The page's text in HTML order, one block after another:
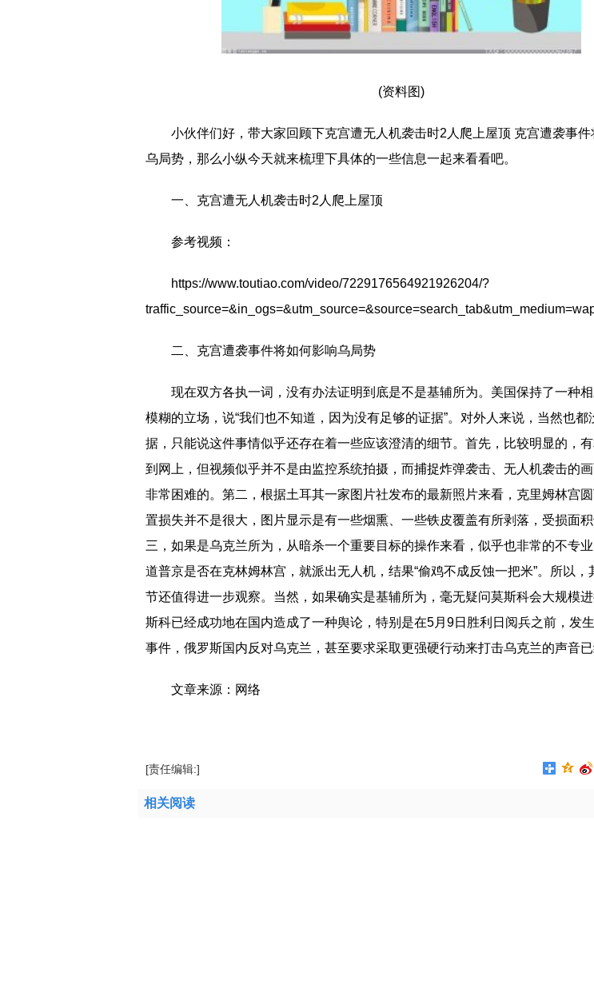
(资料图)
小伙伴们好，带大家回顾下克宫遭无人机袭击时2人爬上屋顶 克宫遭袭事件
乌局势，那么小纵今天就来梳理下具体的一些信息一起来看看吧。
一、克宫遭无人机袭击时2人爬上屋顶
参考视频：
https://www.toutiao.com/video/7229176564921926204/?
二、克宫遭袭事件将如何影响乌局势
现在双方各执一词，没有办法证明到底是不是基辅所为。美国保持了一种
模糊的立场，说“我们也不知道，因为没有足够的证据”。对外人来说，当然也都
据，只能说这件事情似乎还存在着一些应该澄清的细节。首先，比较明显的，
到网上，但视频似乎并不是由监控系统拍摄，而捕捉炸弹袭击、无人机袭击的
非常困难的。第二，根据土耳其一家图片社发布的最新照片来看，克里姆林宫
置损失并不是很大，图片显示是有一些烟熏、一些铁皮覆盖有所剥落，受损面
三，如果是乌克兰所为，从暗杀一个重要目标的操作来看，似乎也非常的不专
道普京是否在克林姆林宫，就派出无人机，结果“偷鸡不成反蚀一把米”。所以，
节还值得进一步观察。当然，如果确实是基辅所为，毫无疑问莫斯科会大规模
斯科已经成功地在国内造成了一种舆论，特别是在5月9日胜利日阅兵之前，发
事件，俄罗斯国内反对乌克兰，甚至要求采取更强硬行动来打击乌克兰的声音已
文章来源：网络
[责任编辑:]
相关阅读